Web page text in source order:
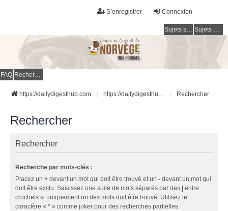
Connexion
S’enregistrer
Sujets sans réponse Sujets actifs
FAQ Rechercher
https://dailydigesthub.com https://dailydigesthub.com Rechercher
Rechercher
Rechercher
Recherche par mots-clés :
Placez un + devant un mot qui doit être trouvé et un - devant un mot qui
doit être exclu. Saisissez une suite de mots séparés par des
entre
crochets si uniquement un des mots doit être trouvé. Utilisez le
caractère « * » comme joker pour des recherches partielles.